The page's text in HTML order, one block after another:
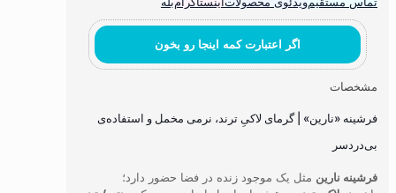
اگر اعتبارت کمه اینجا رو بخون
مشخصات
فرشینه «نارین» | گرمای لاکیِ ترند، نرمی مخمل و استفاده‌ی
بی‌دردسر
فرشینه نارین مثل یک موجود زنده در فضا حضور دارد؛